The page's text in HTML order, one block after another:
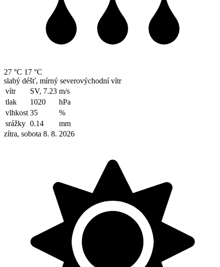
27 °C 17 °C
slabý déšť, mírný severovýchodní vítr
vítr
SV, 7.23 m/s
tlak
1020
hPa
vlhkost 35
%
srážky 0.14
mm
zítra, sobota 8. 8. 2026